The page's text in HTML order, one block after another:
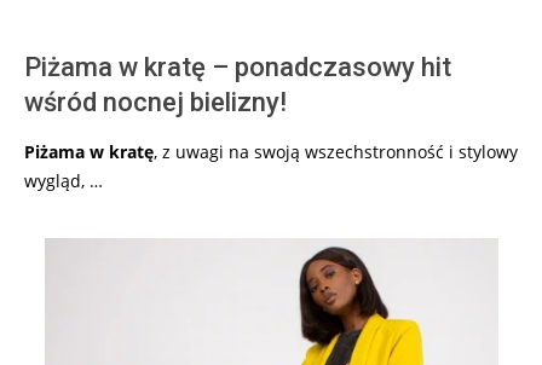
Piżama w kratę – ponadczasowy hit
wśród nocnej bielizny!
Piżama w kratę, z uwagi na swoją wszechstronność i stylowy
wygląd, …